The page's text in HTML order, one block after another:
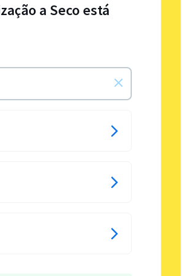
a Seco está